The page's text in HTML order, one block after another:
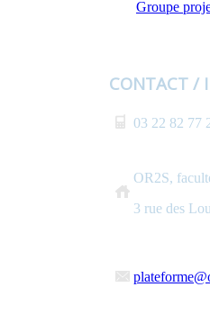
Groupe
CONTACT /
03 22 82 77
OR2S,
3 rue des